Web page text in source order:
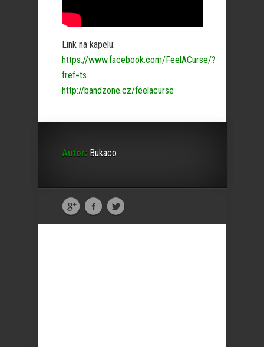
Link na kapelu:
https://www.facebook.com/FeelACurse/?
fref=ts
http://bandzone.cz/feelacurse
Autor: Bukaco